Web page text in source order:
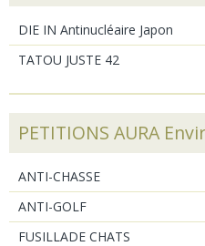
DIE IN Antinucléaire Japon
TATOU JUSTE 42
PETITIONS AURA
ANTI-CHASSE
ANTI-GOLF
FUSILLADE CHATS